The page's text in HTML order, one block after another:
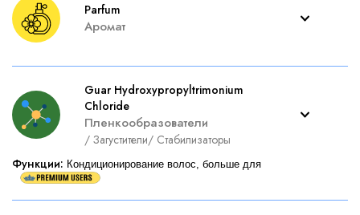
Parfum
Аромат
Guar Hydroxypropyltrimonium
Chloride
Пленкообразователи
/ Загустители/ Стабилизаторы
Функции: Кондиционирование волос, больше для